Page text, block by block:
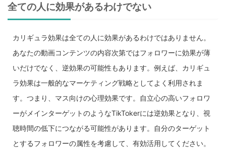
全ての人に効果があるわけでない
カリギュラ効果は全ての人に効果があるわけではありません。
あなたの動画コンテンツの内容次第ではフォロワーに効果が薄
いだけでなく、逆効果の可能性もあります。例えば、カリギュ
ラ効果は一般的なマーケティング戦略としてよく利用されま
す。つまり、マス向けの心理効果です。自立心の高いフォロワ
ーがメインターゲットのようなTikTokerには逆効果となり、視
聴時間の低下につながる可能性があります。自分のターゲット
とするフォロワーの属性を考慮して、有効活用してください。